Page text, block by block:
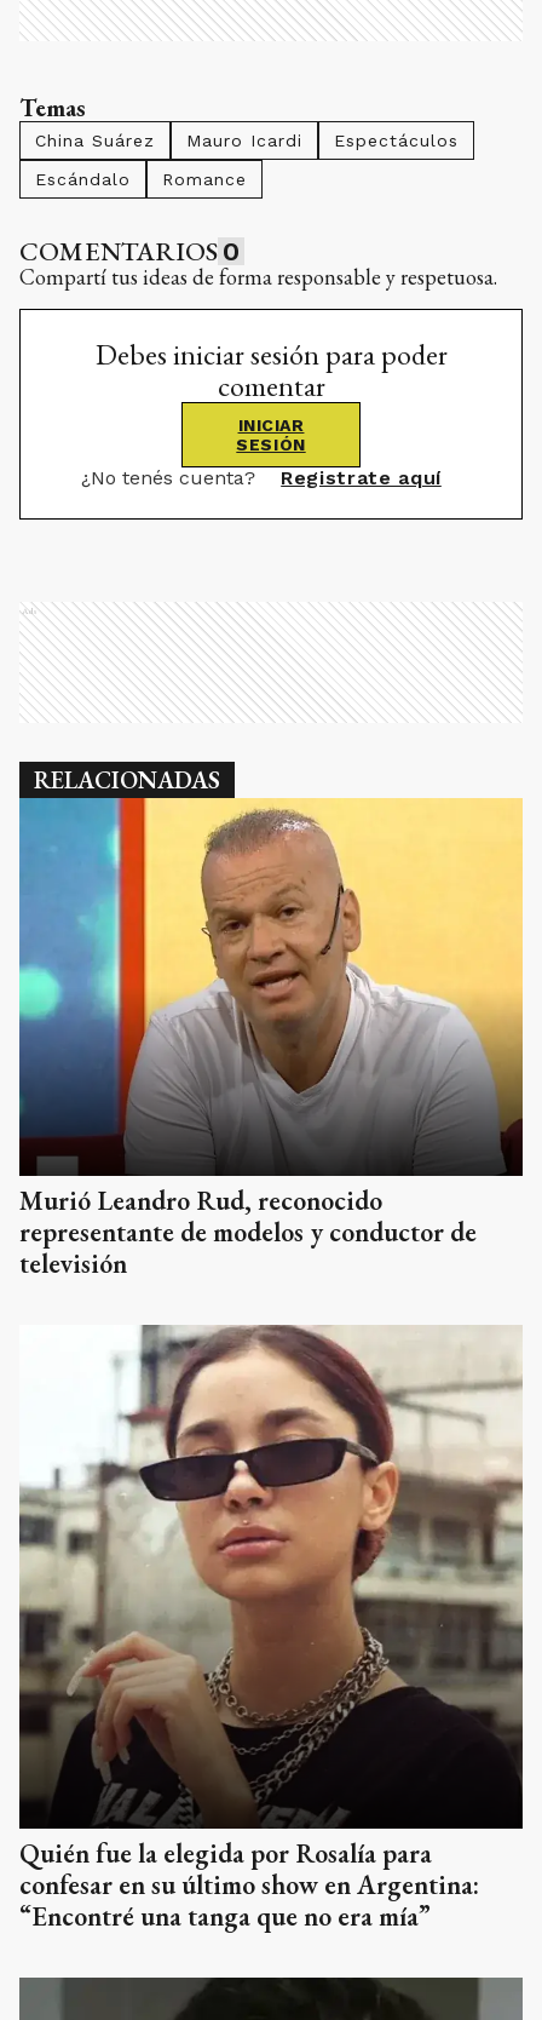
Temas
China Suárez Mauro Icardi
Espectáculos
Escándalo
Romance
COMENTARIOS 0
Compartí tus ideas de forma responsable y respetuosa.
Debes iniciar sesión para poder
comentar
INICIAR
SESIÓN
¿No tenés cuenta? Registrate aquí
Ads
RELACIONADAS
Murió Leandro Rud, reconocido
representante de modelos y conductor de
televisión
Quién fue la elegida por Rosalía para
confesar en su último show en Argentina:
“Encontré una tanga que no era mía”